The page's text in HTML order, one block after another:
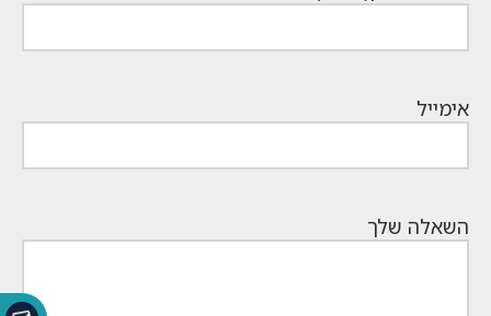
אימייל
השאלה שלך